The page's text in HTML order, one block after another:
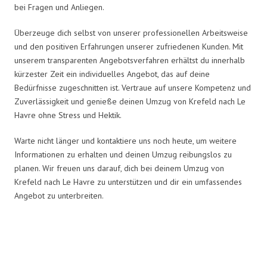
bei Fragen und Anliegen.
Überzeuge dich selbst von unserer professionellen Arbeitsweise
und den positiven Erfahrungen unserer zufriedenen Kunden. Mit
unserem transparenten Angebotsverfahren erhältst du innerhalb
kürzester Zeit ein individuelles Angebot, das auf deine
Bedürfnisse zugeschnitten ist. Vertraue auf unsere Kompetenz und
Zuverlässigkeit und genieße deinen Umzug von Krefeld nach Le
Havre ohne Stress und Hektik.
Warte nicht länger und kontaktiere uns noch heute, um weitere
Informationen zu erhalten und deinen Umzug reibungslos zu
planen. Wir freuen uns darauf, dich bei deinem Umzug von
Krefeld nach Le Havre zu unterstützen und dir ein umfassendes
Angebot zu unterbreiten.